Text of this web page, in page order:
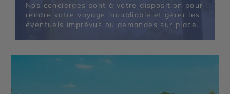
Nos concierges sont à votre disposition pour
rendre votre voyage inoubliable et gérer les
éventuels imprévus ou demandes sur place.